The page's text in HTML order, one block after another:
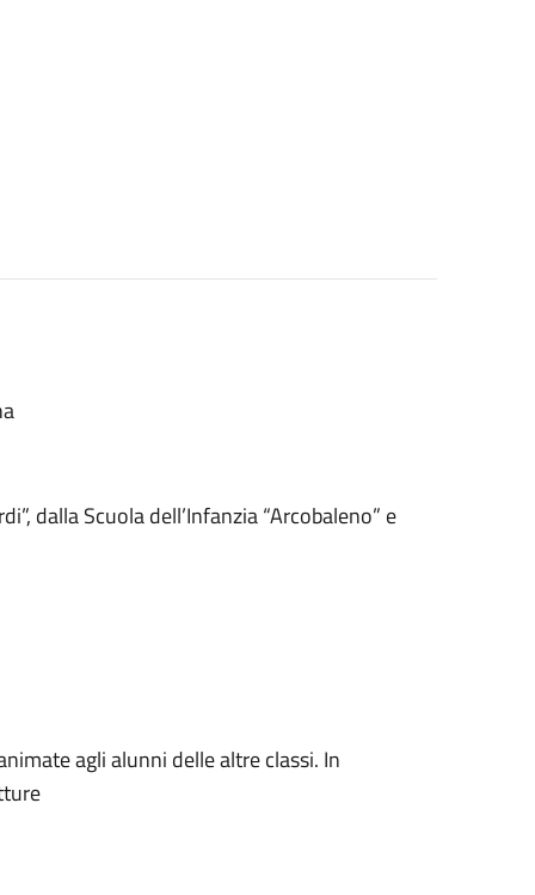
dalla Scuola dell’Infanzia “Arcobaleno” e
agli alunni delle altre classi. In